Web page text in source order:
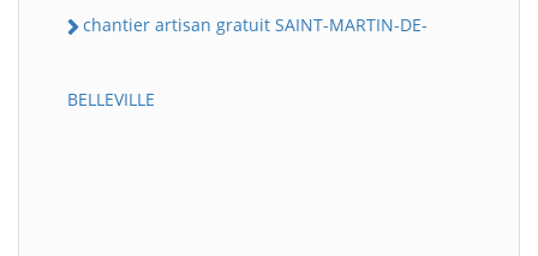
chantier artisan gratuit SAINT-MARTIN-DE-
BELLEVILLE